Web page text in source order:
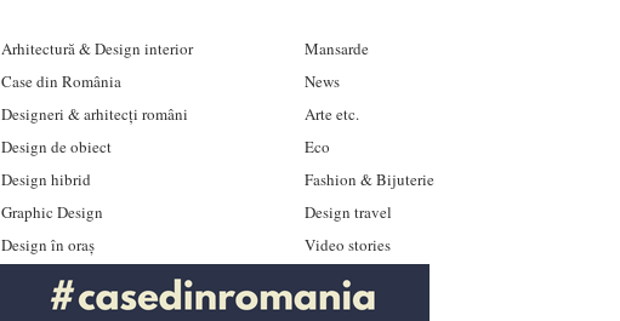
Arhitectură & Design interior
Case din România
Designeri & arhitecți români
Design de obiect
Design hibrid
Graphic Design
Design în oraș
Mansarde
News
Arte etc.
Eco
Fashion & Bijuterie
Design travel
Video stories